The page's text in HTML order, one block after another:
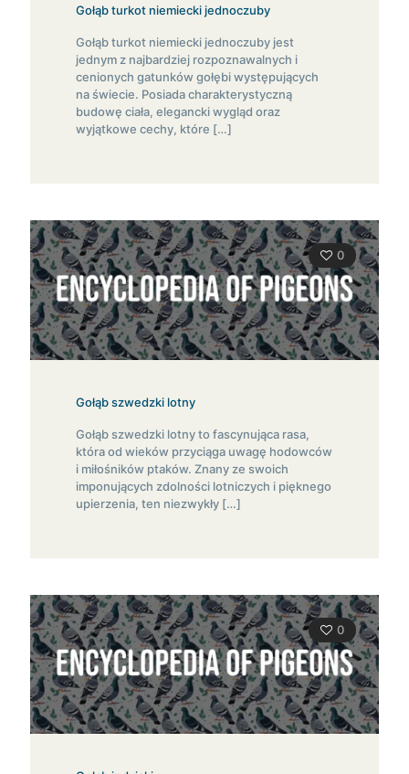
Gołąb turkot niemiecki jednoczuby
Gołąb turkot niemiecki jednoczuby jest
jednym z najbardziej rozpoznawalnych i
cenionych gatunków gołębi występujących
na świecie. Posiada charakterystyczną
budowę ciała, elegancki wygląd oraz
wyjątkowe cechy, które […]
0
Gołąb szwedzki lotny
Gołąb szwedzki lotny to fascynująca rasa,
która od wieków przyciąga uwagę hodowców
i miłośników ptaków. Znany ze swoich
imponujących zdolności lotniczych i pięknego
upierzenia, ten niezwykły […]
0